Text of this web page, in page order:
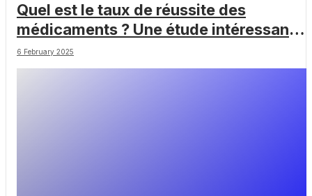
Quel est le taux de réussite des
médicaments ? Une étude intéressante
chez les Big Pharmas
6 February 2025